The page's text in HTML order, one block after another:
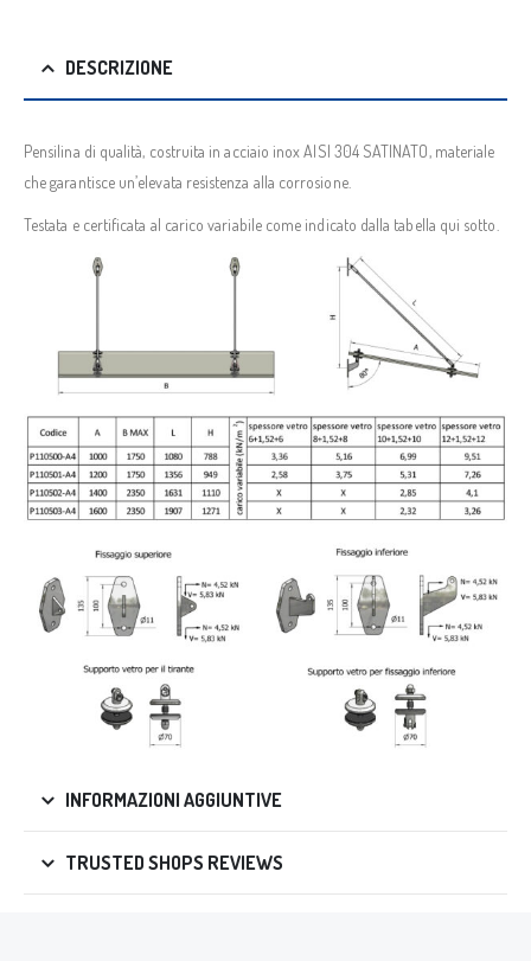
DESCRIZIONE
Pensilina di qualità, costruita in acciaio inox AISI 304 SATINATO, materiale
che garantisce un’elevata resistenza alla corrosione.
Testata e certificata al carico variabile come indicato dalla tabella qui sotto.
INFORMAZIONI AGGIUNTIVE
TRUSTED SHOPS REVIEWS